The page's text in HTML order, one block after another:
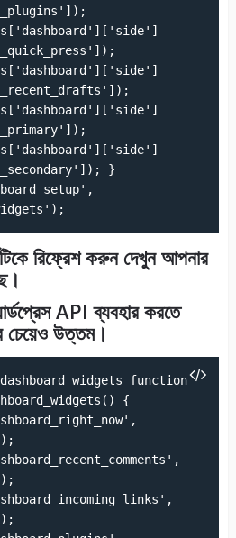
}
রিফ্রেশ করুন দেখুন আপনার
API ব্যবহার করতে
চেয়েও উত্তম।
widgets function
{